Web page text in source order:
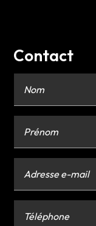
Contact